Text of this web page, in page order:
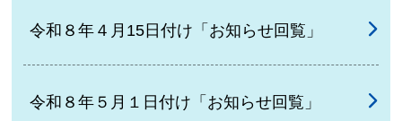
令和８年４月15日付け「お知らせ回覧」
令和８年５月１日付け「お知らせ回覧」